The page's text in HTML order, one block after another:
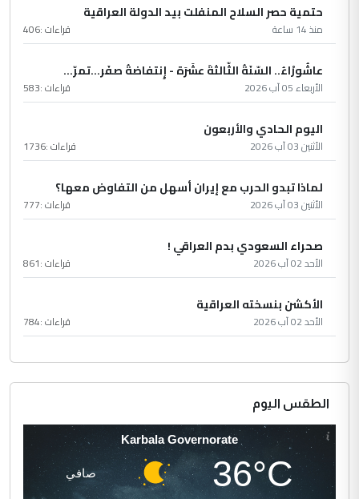
حتمية حصر السلاح المنفلت بيد الدولة العراقية
منذ 14 ساعة قراءات :406
عاشُورْاءُ.. السّنَةُ الثّالثةَ عشَرَة - إِنتفاضةُ صفَر…تمرّ...
الأربعاء 05 آب 2026 قراءات :583
اليوم الحادي والأربعون
الأثنين 03 آب 2026 قراءات :1736
لماذا تبدو الحرب مع إيران أسهل من التفاوض معها؟
الأثنين 03 آب 2026 قراءات :777
صحراء السعودي بدم العراقي !
الأحد 02 آب 2026 قراءات :861
الأكشن بنسخته العراقية
الأحد 02 آب 2026 قراءات :784
الطقس اليوم
Karbala Governorate
36°C صافي